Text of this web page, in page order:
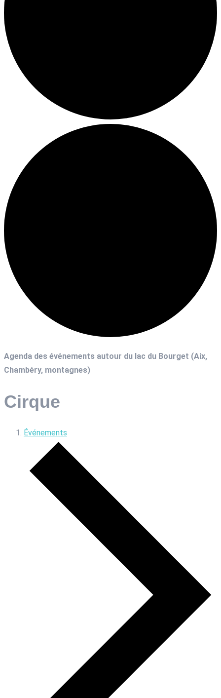
Agenda des événements autour du lac du Bourget (Aix,
Chambéry, montagnes)
Cirque
Événements